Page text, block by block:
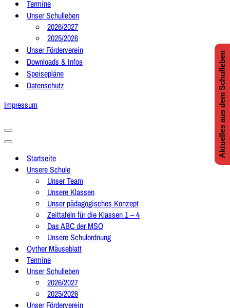
Termine
Unser Schulleben
2026/2027
2025/2026
Unser Förderverein
Downloads & Infos
Speisepläne
Datenschutz
Impressum
Navigationsmenü
Navigationsmenü
Startseite
Unsere Schule
Unser Team
Unsere Klassen
Unser pädagogisches Konzept
Zeittafeln für die Klassen 1 – 4
Das ABC der MSO
Unsere Schulordnung
Oyther Mäuseblatt
Termine
Unser Schulleben
2026/2027
2025/2026
Unser Förderverein
Aktuelles aus dem Schulleben